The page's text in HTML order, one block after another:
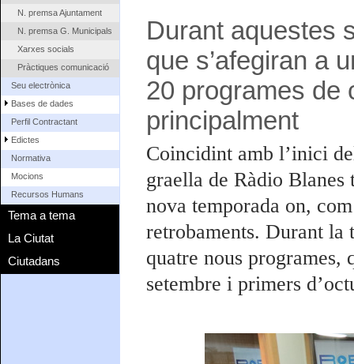
N. premsa Ajuntament
N. premsa G. Municipals
Xarxes socials
Pràctiques comunicació
Seu electrònica
Bases de dades
Perfil Contractant
Edictes
Normativa
Mocions
Recursos Humans
Tema a tema
La Ciutat
Ciutadans
Durant aquestes
que s’afegiran a
20 programes de
principalment
Coincidint amb l’inici
graella de Ràdio Blanes
nova temporada on,
retrobaments. Durant la
quatre nous programes,
setembre i primers